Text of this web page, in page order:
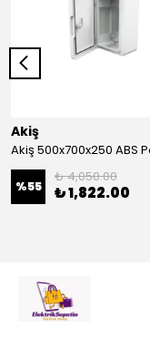
Akiş
%55
₺ 4,050.00
₺ 1,822.00